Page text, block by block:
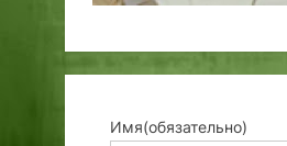
Имя(обязательно)